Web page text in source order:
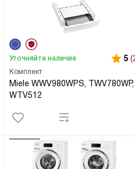
Комплект
Miele WWV980WPS, TWV780WP,
WTV512
Уточняйте наличие 5